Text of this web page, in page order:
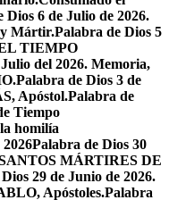
Dios 6 de Julio de 2026.
Mártir.Palabra de Dios 5
TIEMPO
del 2026. Memoria,
Palabra de Dios 3 de
Apóstol.Palabra de
Tiempo
homilía
Palabra de Dios 30
MÁRTIRES DE
29 de Junio de 2026.
Apóstoles.Palabra